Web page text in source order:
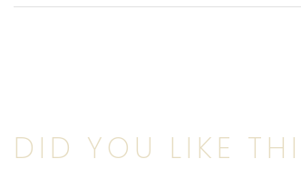
DID YOU LIKE